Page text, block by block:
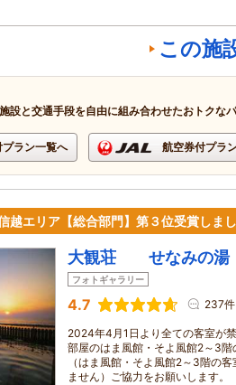
この施
設と交通手段を自由に組み合わせたおトクな
ラン一覧へ 航空券付プラ
越エリア【総合部門】第３位受賞しま
大観荘 せなみの湯
フォトギャラリー
4.7 237件
2024年4月1日より全ての客室が
部屋のはま風館・そよ風館2～3
（はま風館・そよ風館2～3階の
ません）ご協力をお願いします。